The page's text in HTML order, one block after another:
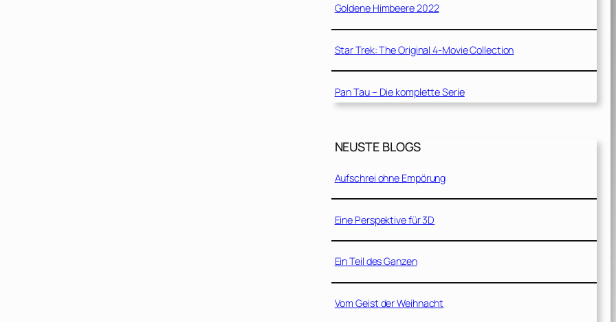
Goldene Himbeere 2022
Star Trek: The Original 4-Movie Collection
Pan Tau – Die komplette Serie
NEUSTE BLOGS
Aufschrei ohne Empörung
Eine Perspektive für 3D
Ein Teil des Ganzen
Vom Geist der Weihnacht